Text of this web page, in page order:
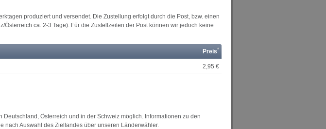
produziert und versendet. Die Zustellung erfolgt durch die Post, bzw. einen
Österreich ca. 2-3 Tage). Für die Zustellzeiten der Post können wir jedoch keine
Preis*
2,95 €
Deutschland, Österreich und in der Schweiz möglich. Informationen zu den
nach Auswahl des Ziellandes über unseren Länderwähler.